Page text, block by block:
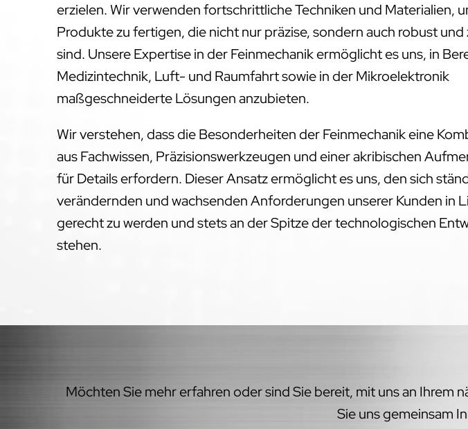
erzielen. Wir verwenden fortschrittliche Techniken und Materialien,
Produkte zu fertigen, die nicht nur präzise, sondern auch robust und
sind. Unsere Expertise in der Feinmechanik ermöglicht es uns, in
Medizintechnik, Luft- und Raumfahrt sowie in der Mikroelektronik
maßgeschneiderte Lösungen anzubieten.
Wir verstehen, dass die Besonderheiten der Feinmechanik eine
aus Fachwissen, Präzisionswerkzeugen und einer akribischen
für Details erfordern. Dieser Ansatz ermöglicht es uns, den sich
verändernden und wachsenden Anforderungen unserer Kunden in
gerecht zu werden und stets an der Spitze der technologischen
stehen.
Möchten Sie mehr erfahren oder sind Sie bereit, mit uns an Ihrem
Sie uns gemeinsam